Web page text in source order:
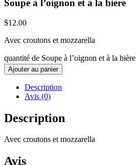
Soupe à l’oignon et à la bière
$12.00
Avec croutons et mozzarella
quantité de Soupe à l’oignon et à la bière
Ajouter au panier
Description
Avis (0)
Description
Avec croutons et mozzarella
Avis